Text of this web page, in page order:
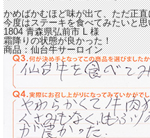
かめばかむほど味が出て、ただ正直
今度はステーキを食べてみたいと
1804 青森県弘前市L様
霜降りの状態が良かった！
商品：仙台牛サーロイン